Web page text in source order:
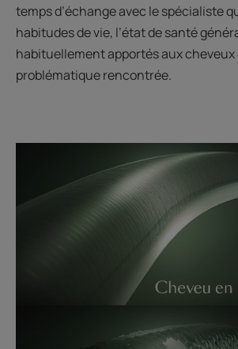
temps d’échange avec le spécialiste
habitudes de vie, l’état de santé
habituellement apportés aux cheveux
problématique rencontrée.